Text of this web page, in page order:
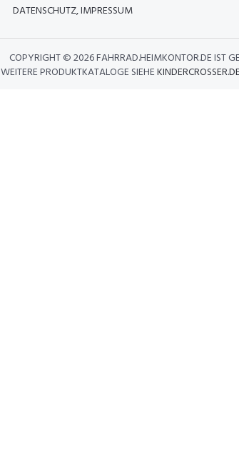
DATENSCHUTZ, IMPRESSUM
COPYRIGHT ©2026 FAHRRAD.HEIMKONTOR.DE IST
WEITERE PRODUKTKATALOGE SIEHEKINDERCROSSER.DE